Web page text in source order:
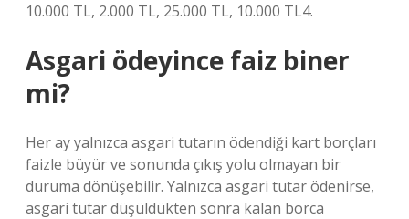
10.000 TL, 2.000 TL, 25.000 TL, 10.000 TL4.
Asgari ödeyince faiz biner
mi?
Her ay yalnızca asgari tutarın ödendiği kart borçları
faizle büyür ve sonunda çıkış yolu olmayan bir
duruma dönüşebilir. Yalnızca asgari tutar ödenirse,
asgari tutar düşüldükten sonra kalan borca ​​